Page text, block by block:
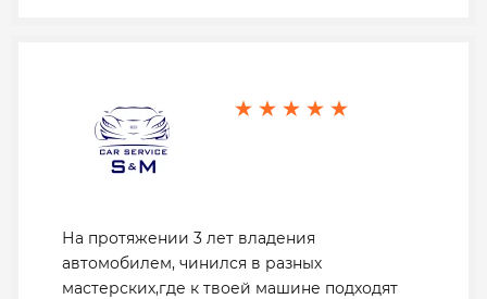
На протяжении 3 лет владения
автомобилем, чинился в разных
мастерских,где к твоей машине подходят